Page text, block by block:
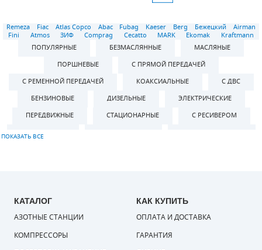
Remeza Fiac Atlas Copco Abac Fubag Kaeser Berg Бежецкий
Airman
Fini
Atmos ЗИФ Comprag Cecatto MARK Ekomak
Kraftmann
ПОПУЛЯРНЫЕ
БЕЗМАСЛЯННЫЕ
МАСЛЯНЫЕ
ПОРШНЕВЫЕ
С ПРЯМОЙ ПЕРЕДАЧЕЙ
С РЕМЕННОЙ ПЕРЕДАЧЕЙ
КОАКСИАЛЬНЫЕ
С ДВС
БЕНЗИНОВЫЕ
ДИЗЕЛЬНЫЕ
ЭЛЕКТРИЧЕСКИЕ
ПЕРЕДВИЖНЫЕ
СТАЦИОНАРНЫЕ
С РЕСИВЕРОМ
БЕЗ РЕСИВЕРА
С РЕСИВЕРОМ 200 Л
С РЕСИВЕРОМ 270 Л
С РЕСИВЕРОМ 300 Л
С РЕСИВЕРОМ 500 Л
220 ВОЛЬТ
380 ВОЛЬТ
НИЗКОГО ДАВЛЕНИЯ
КАТАЛОГ
АЗОТНЫЕ СТАНЦИИ
КОМПРЕССОРЫ
КАК КУПИТЬ
ОПЛАТА И ДОСТАВКА
ГАРАНТИЯ